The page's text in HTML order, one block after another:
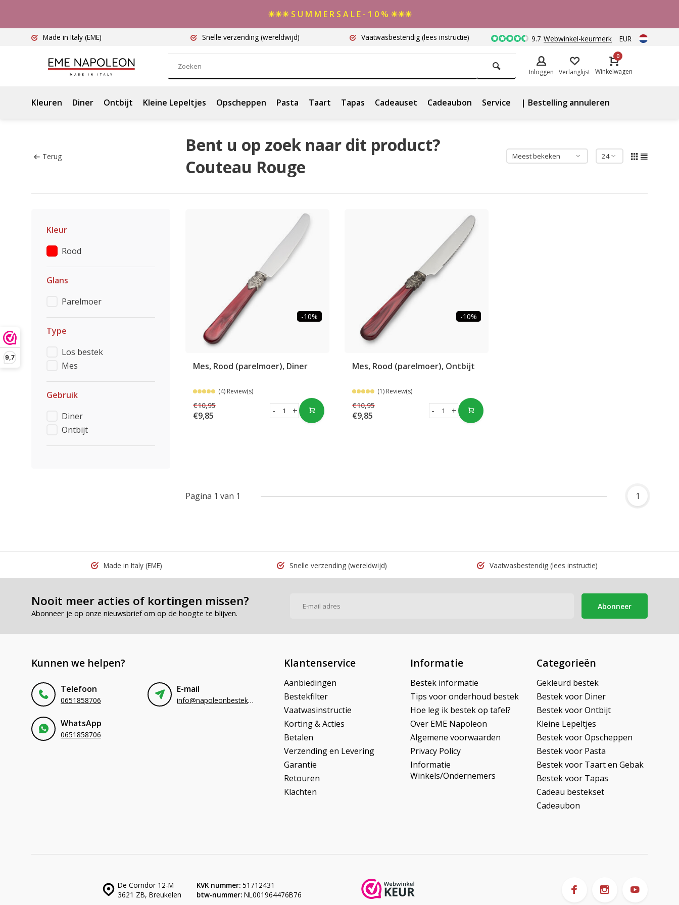
9,7
☀☀☀ S U M M E R S A L E - 1 0 % ☀☀☀
Made in Italy (EME) Snelle verzending (wereldwijd) Vaatwasbestendig (lees instructie) 9.7 Webwinkel-keurmerk EUR
Inloggen Verlanglijst
0
Winkelwagen
Kleuren Diner Ontbijt Kleine Lepeltjes Opscheppen Pasta Taart Tapas Cadeauset Cadeaubon Service | Bestelling annuleren
Terug
Bent u op zoek naar dit product?
Couteau Rouge
Kleur
Rood
Glans
Parelmoer
Type
Los bestek
Mes
Gebruik
Diner
Ontbijt
-10%
Mes, Rood (parelmoer), Diner
(4) Review(s)
€10,95
€9,85 +
-
-10%
Mes, Rood (parelmoer), Ontbijt
(1) Review(s)
€10,95
€9,85 +
-
Pagina 1 van 1 1
Made in Italy (EME) Snelle verzending (wereldwijd) Vaatwasbestendig(lees instructie)
Nooit meer acties of kortingen missen?
Abonneer je op onze nieuwsbrief om op de hoogte te blijven.
Abonneer
Kunnen we helpen?
Telefoon
0651858706
E-mail
info@napoleonbestek.nl
WhatsApp
0651858706
Klantenservice
Aanbiedingen
Bestekfilter
Vaatwasinstructie
Korting & Acties
Betalen
Verzending en Levering
Garantie
Retouren
Klachten
Informatie
Bestek informatie
Tips voor onderhoud bestek
Hoe leg ik bestek op tafel?
Over EME Napoleon
Algemene voorwaarden
Privacy Policy
Informatie
Winkels/Ondernemers
Categorieën
Gekleurd bestek
Bestek voor Diner
Bestek voor Ontbijt
Kleine Lepeltjes
Bestek voor Opscheppen
Bestek voor Pasta
Bestek voor Taart en Gebak
Bestek voor Tapas
Cadeau bestekset
Cadeaubon
De Corridor 12-M
3621 ZB, Breukelen
KVK nummer: 51712431
btw-nummer: NL001964476B76